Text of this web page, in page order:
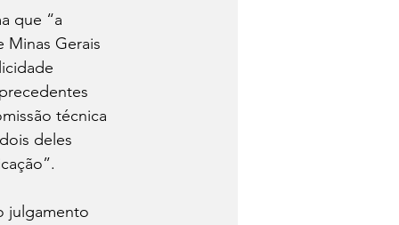
que “a
Gerais
técnica
deles
julgamento